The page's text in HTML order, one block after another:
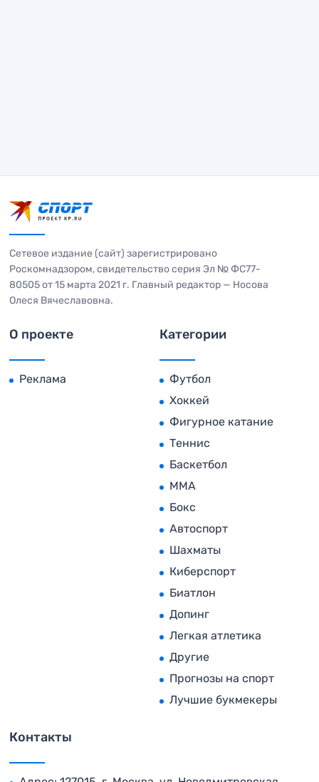
Сетевое издание (сайт) зарегистрировано
Роскомнадзором, свидетельство серия Эл № ФС77-
80505 от 15 марта 2021 г. Главный редактор — Носова
Олеся Вячеславовна.
О проекте
Реклама
Категории
Футбол
Хоккей
Фигурное катание
Теннис
Баскетбол
MMA
Бокс
Автоспорт
Шахматы
Киберспорт
Биатлон
Допинг
Легкая атлетика
Другие
Прогнозы на спорт
Лучшие букмекеры
Контакты